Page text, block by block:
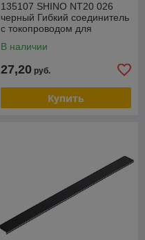
135107 SHINO NT20 026
черный Гибкий соединитель
с токопроводом для
FLUM
В наличии
27,20 руб.
Купить